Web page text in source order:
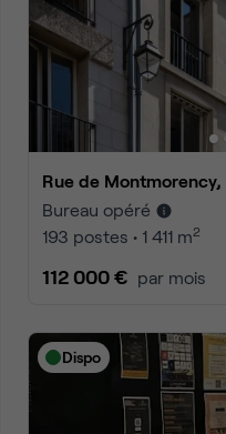
Rue de
Bureau opéré
193 postes • 1 411 m2
112 000 € par mois
Dispo